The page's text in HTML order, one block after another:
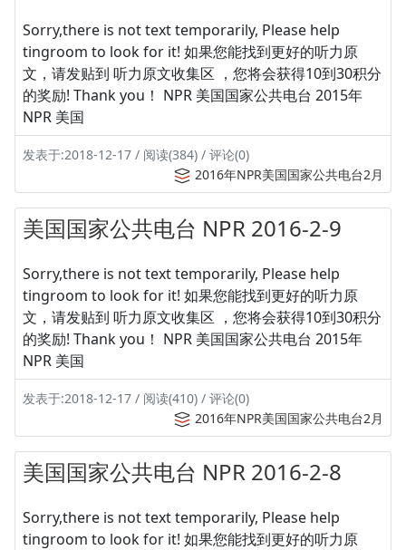
Sorry,there is not text temporarily, Please help
tingroom to look for it! 如果您能找到更好的听力原
文，请发贴到 听力原文收集区 ，您将会获得10到30积分
的奖励! Thank you！ NPR 美国国家公共电台 2015年
NPR 美国
发表于:2018-12-17 / 阅读(384) / 评论(0)
2016年NPR美国国家公共电台2月
美国国家公共电台 NPR 2016-2-9
Sorry,there is not text temporarily, Please help
tingroom to look for it! 如果您能找到更好的听力原
文，请发贴到 听力原文收集区 ，您将会获得10到30积分
的奖励! Thank you！ NPR 美国国家公共电台 2015年
NPR 美国
发表于:2018-12-17 / 阅读(410) / 评论(0)
2016年NPR美国国家公共电台2月
美国国家公共电台 NPR 2016-2-8
Sorry,there is not text temporarily, Please help
tingroom to look for it! 如果您能找到更好的听力原